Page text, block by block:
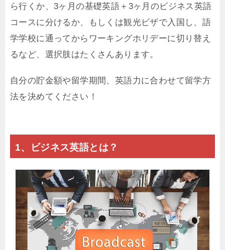
ら行くか、3ヶ月の基礎英語＋3ヶ月のビジネス英語
コースに分けるか、もしくは観光ビザで入国し、語
学学校に通ってからワーキングホリデーに切り替え
るなど、選択肢はたくさんあります。
自分の貯金額や留学期間、英語力に合わせて留学方
法を決めてください！
1、ビジネス英語とは？